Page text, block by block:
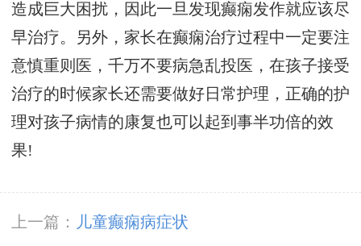
造成巨大困扰，因此一旦发现癫痫发作就应该尽
早治疗。另外，家长在癫痫治疗过程中一定要注
意慎重则医，千万不要病急乱投医，在孩子接受
治疗的时候家长还需要做好日常护理，正确的护
理对孩子病情的康复也可以起到事半功倍的效
果!
上一篇：
儿童癫痫病症状